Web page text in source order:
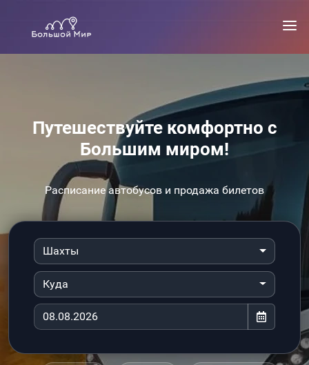
Путешествуйте комфортно с
Большим миром!
Расписание автобусов и продажа билетов
Шахты
Куда